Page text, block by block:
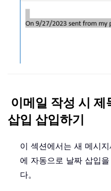
이메일 작성 시
삽입 삽입하기
이 섹션에서는 새 메시
에 자동으로 날짜 삽입
다。